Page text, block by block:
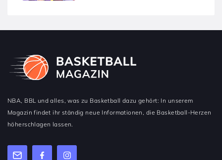
NBA, BBL und alles, was zu Basketball dazu gehört: In unserem
Magazin findet ihr ständig neue Informationen, die Basketball-Herzen
höherschlagen lassen.